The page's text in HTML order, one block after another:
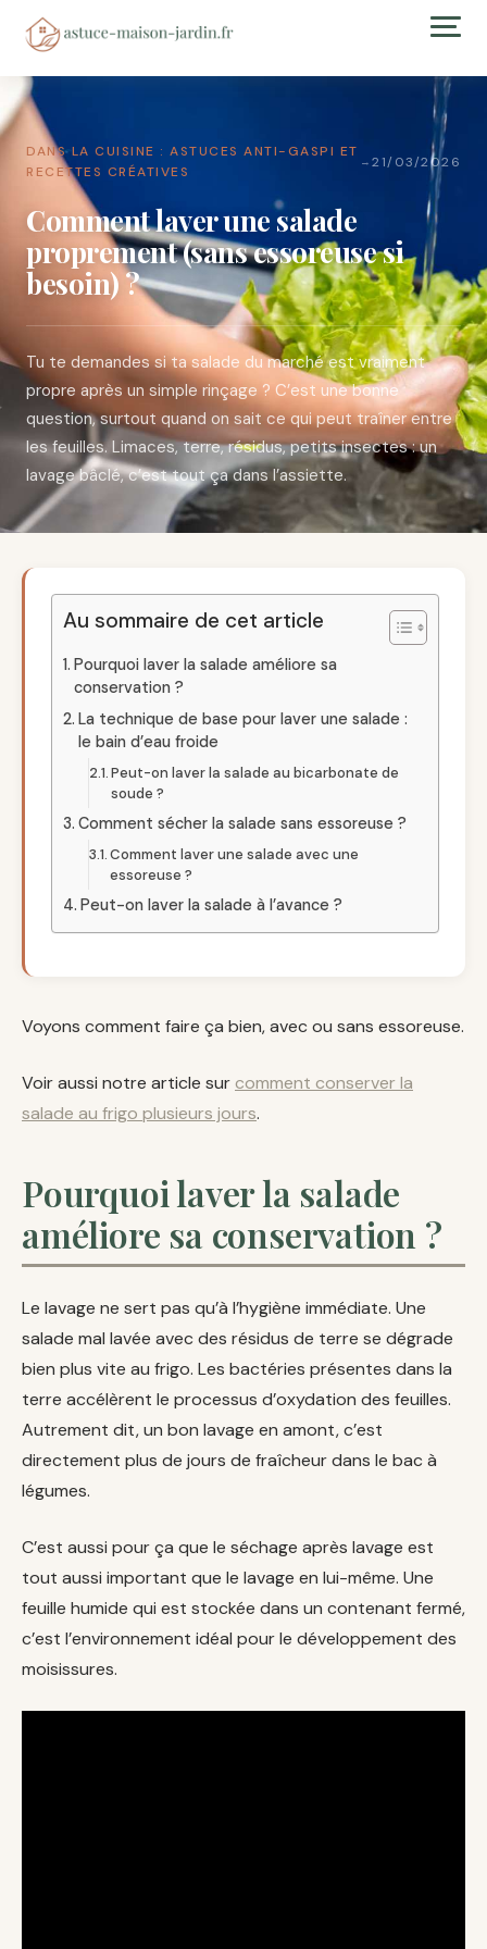
DANS LA CUISINE : ASTUCES ANTI-GASPI ET
RECETTES CRÉATIVES
→ 21/03/2026
Comment laver une salade
proprement (sans essoreuse si
besoin) ?
Tu te demandes si ta salade du marché est vraiment
propre après un simple rinçage ? C’est une bonne
question, surtout quand on sait ce qui peut traîner entre
les feuilles. Limaces, terre, résidus, petits insectes : un
lavage bâclé, c’est tout ça dans l’assiette.
Au sommaire de cet article
Pourquoi laver la salade améliore sa
conservation ?
La technique de base pour laver une salade :
le bain d’eau froide
Peut-on laver la salade au bicarbonate de
soude ?
Comment sécher la salade sans essoreuse ?
Comment laver une salade avec une
essoreuse ?
Peut-on laver la salade à l’avance ?
Voyons comment faire ça bien, avec ou sans essoreuse.
Voir aussi notre article sur comment conserver la
salade au frigo plusieurs jours.
Pourquoi laver la salade
améliore sa conservation ?
Le lavage ne sert pas qu’à l’hygiène immédiate. Une
salade mal lavée avec des résidus de terre se dégrade
bien plus vite au frigo. Les bactéries présentes dans la
terre accélèrent le processus d’oxydation des feuilles.
Autrement dit, un bon lavage en amont, c’est
directement plus de jours de fraîcheur dans le bac à
légumes.
C’est aussi pour ça que le séchage après lavage est
tout aussi important que le lavage en lui-même. Une
feuille humide qui est stockée dans un contenant fermé,
c’est l’environnement idéal pour le développement des
moisissures.